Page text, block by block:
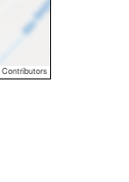
Contributors